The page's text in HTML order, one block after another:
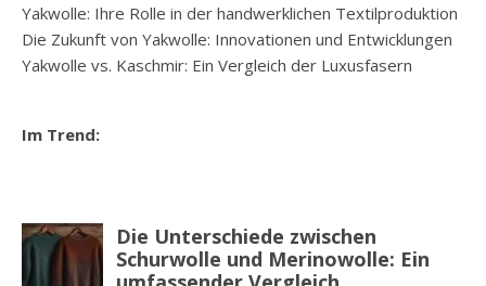
Yakwolle: Ihre Rolle in der handwerklichen Textilproduktion
Die Zukunft von Yakwolle: Innovationen und Entwicklungen
Yakwolle vs. Kaschmir: Ein Vergleich der Luxusfasern
Im Trend: